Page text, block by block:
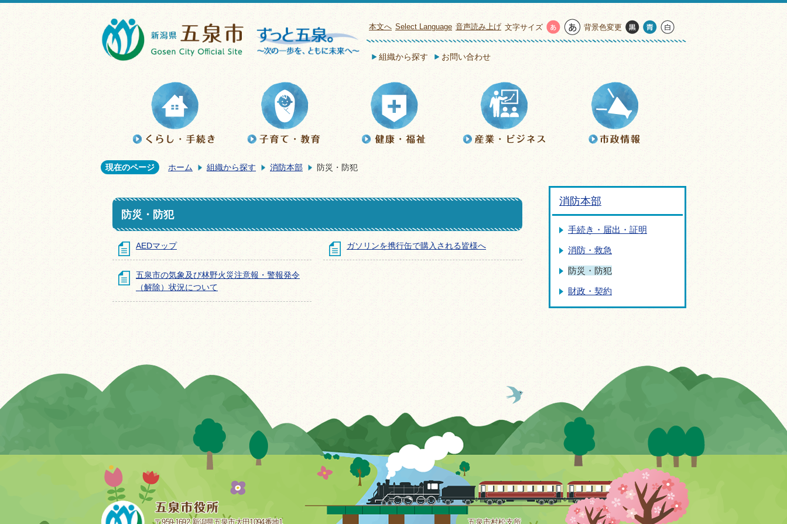
本文へ Select Language 音声読み上げ 文字サイズ 背景色変更
組織から探す お問い合わせ
現在のページ ホーム 組織から探す 消防本部 防災・防犯
防災・防犯
AEDマップ ガソリンを携行缶で購入される皆様へ
五泉市の気象及び林野火災注意報・警報発令
（解除）状況について
消防本部
手続き・届出・証明
消防・救急
防災・防犯
財政・契約
〒959-1692 新潟県五泉市太田1094番地1 五泉市村松支所